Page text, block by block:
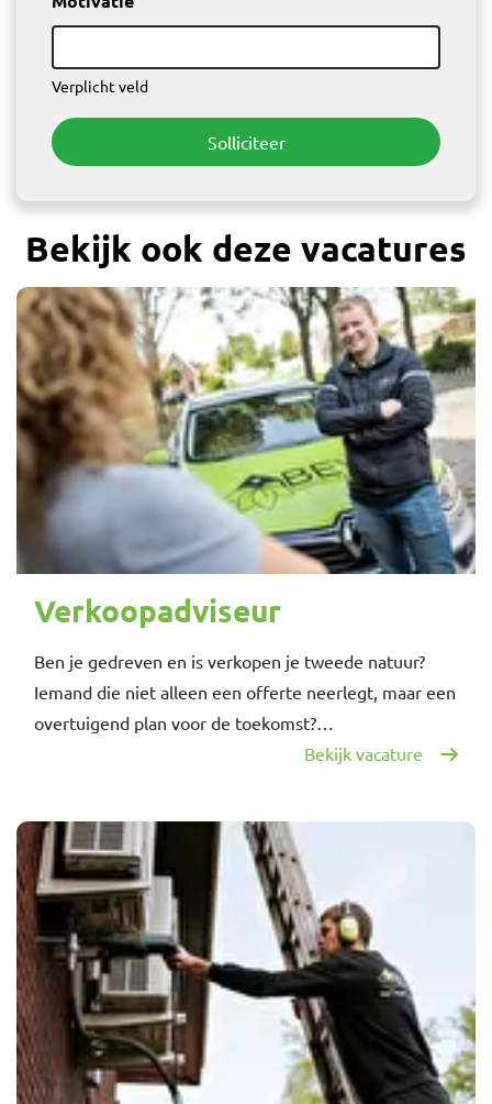
Verplicht veld
Solliciteer
Bekijk ook deze vacatures
Verkoopadviseur
Ben je gedreven en is verkopen je tweede natuur?
Iemand die niet alleen een offerte neerlegt, maar een
overtuigend plan voor de toekomst?…
Bekijk vacature